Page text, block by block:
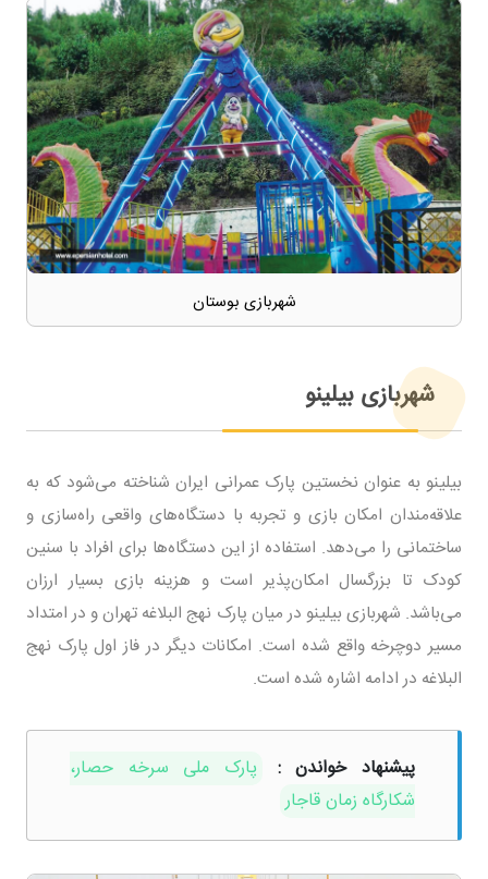
شهربازی بوستان
شهربازی بیلینو
بیلینو به عنوان نخستین پارک عمرانی ایران شناخته می‌شود که به
علاقه‌مندان امکان بازی و تجربه با دستگاه‌های واقعی راه‌سازی و
ساختمانی را می‌دهد. استفاده از این دستگاه‌ها برای افراد با سنین
کودک تا بزرگسال امکان‌پذیر است و هزینه بازی بسیار ارزان
می‌باشد. شهربازی بیلینو در میان پارک نهج البلاغه تهران و در امتداد
مسیر دوچرخه واقع شده است. امکانات دیگر در فاز اول پارک نهج
البلاغه در ادامه اشاره شده است.
پیشنهاد خواندن :
پارک ملی سرخه حصار،
شکارگاه زمان قاجار